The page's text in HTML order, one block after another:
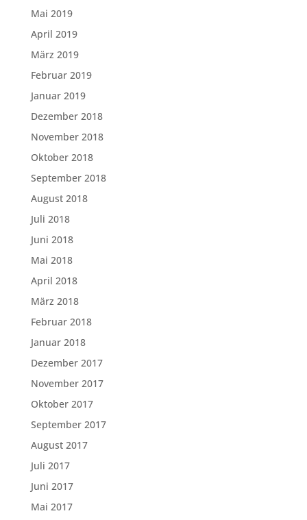
Mai 2019
April 2019
März 2019
Februar 2019
Januar 2019
Dezember 2018
November 2018
Oktober 2018
September 2018
August 2018
Juli 2018
Juni 2018
Mai 2018
April 2018
März 2018
Februar 2018
Januar 2018
Dezember 2017
November 2017
Oktober 2017
September 2017
August 2017
Juli 2017
Juni 2017
Mai 2017